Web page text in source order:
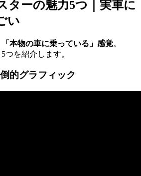
ターの魅力5つ｜実車に
い
「本物の車に乗っている」感覚。
つを紹介します。
的グラフィック